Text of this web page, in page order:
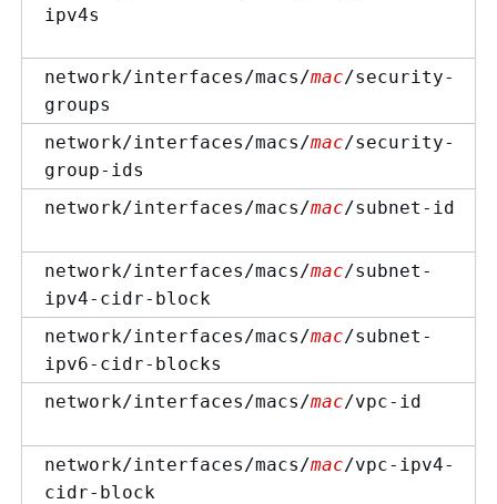
ipv4s
network/interfaces/macs/mac/security-
groups
network/interfaces/macs/mac/security-
group-ids
network/interfaces/macs/mac/subnet-id
network/interfaces/macs/mac/subnet-
ipv4-cidr-block
network/interfaces/macs/mac/subnet-
ipv6-cidr-blocks
network/interfaces/macs/mac/vpc-id
network/interfaces/macs/mac/vpc-ipv4-
cidr-block